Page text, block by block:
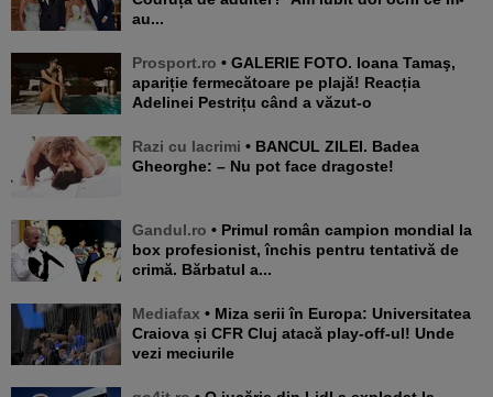
au...
Prosport.ro • GALERIE FOTO. Ioana Tamaş,
apariție fermecătoare pe plajă! Reacția
Adelinei Pestrițu când a văzut-o
Razi cu lacrimi • BANCUL ZILEI. Badea
Gheorghe: – Nu pot face dragoste!
Gandul.ro • Primul român campion mondial la
box profesionist, închis pentru tentativă de
crimă. Bărbatul a...
Mediafax • Miza serii în Europa: Universitatea
Craiova și CFR Cluj atacă play-off-ul! Unde
vezi meciurile